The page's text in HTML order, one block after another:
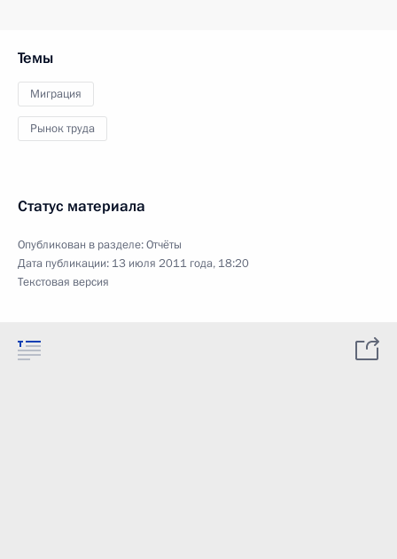
Темы
Миграция
Рынок труда
Статус материала
Опубликован в разделе:Отчёты
Дата публикации: 13 июля 2011 года, 18:20
Текстовая версия